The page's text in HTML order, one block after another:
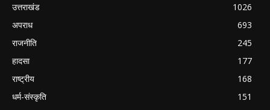
उत्तराखंड
1026
अपराध
693
राजनीति
245
हादसा
177
राष्ट्रीय
168
धर्म-संस्कृति
151